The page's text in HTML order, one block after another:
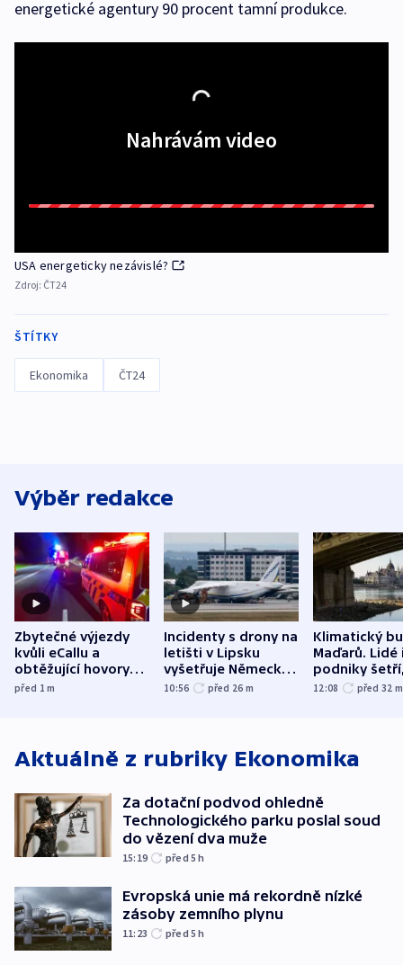
energetické agentury 90 procent tamní produkce.
Nahrávám video
USA energeticky nezávislé?
Zdroj: ČT24
ŠTÍTKY
Ekonomika ČT24
Výběr redakce
Zbytečné výjezdy
kvůli eCallu a
obtěžující hovory
zdržují záchranáře
před 1m
Incidenty s drony na
letišti v Lipsku
vyšetřuje Německo
jako úmyslný pokus
10:56 před 26 m
Klimatický
Maďarů. Lidé
podniky
omezuje se
12:08 před 32 m
Aktuálně z rubriky Ekonomika
Za dotační podvod ohledně
Technologického parku poslal soud
do vězení dva muže
15:19 před 5h
Evropská unie má rekordně nízké
zásoby zemního plynu
11:23 před 5h